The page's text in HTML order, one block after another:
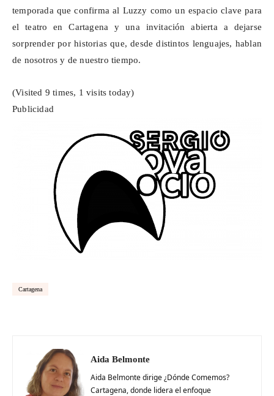
temporada que confirma al Luzzy como un espacio clave para
el teatro en Cartagena y una invitación abierta a dejarse
sorprender por historias que, desde distintos lenguajes, hablan
de nosotros y de nuestro tiempo.
(Visited 9 times, 1 visits today)
Publicidad
Cartagena
Aida Belmonte
Aida Belmonte dirige ¿Dónde Comemos?
Cartagena, donde lidera el enfoque